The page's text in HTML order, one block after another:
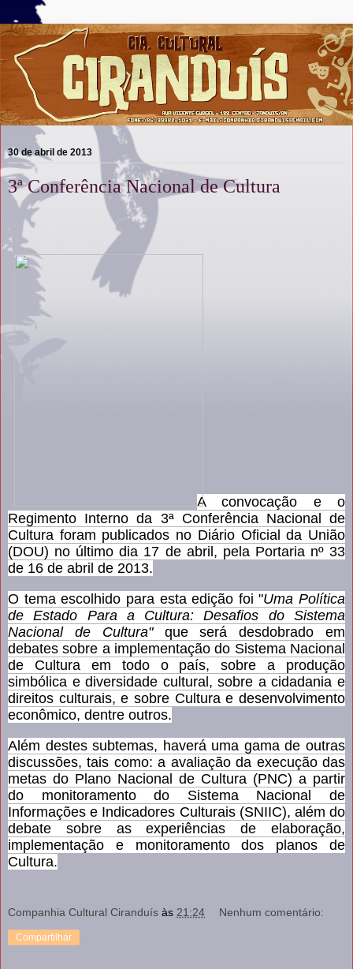
30 de abril de 2013
3ª Conferência Nacional de Cultura
A convocação e o
Regimento Interno da 3ª Conferência Nacional de
Cultura foram publicados no Diário Oficial da União
(DOU) no último dia 17 de abril, pela Portaria nº 33
de 16 de abril de 2013.
O tema escolhido para esta edição foi "Uma Política
de Estado Para a Cultura: Desafios do Sistema
Nacional de Cultura"que será desdobrado em
debates sobre a implementação do Sistema Nacional
de Cultura em todo o país, sobre a produção
simbólica e diversidade cultural, sobre a cidadania e
direitos culturais, e sobre Cultura e desenvolvimento
econômico, dentre outros.
Além destes subtemas, haverá uma gama de outras
discussões, tais como: a avaliação da execução das
metas do Plano Nacional de Cultura (PNC) a partir
do monitoramento do Sistema Nacional de
Informações e Indicadores Culturais (SNIIC), além do
debate sobre as experiências de elaboração,
implementação e monitoramento dos planos de
Cultura.
Companhia Cultural Ciranduís às 21:24 Nenhum comentário:
Compartilhar